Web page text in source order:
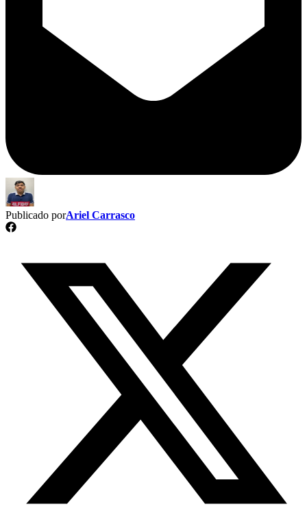
Publicado porAriel Carrasco